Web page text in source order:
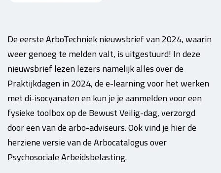
De eerste ArboTechniek nieuwsbrief van 2024, waarin
weer genoeg te melden valt, is uitgestuurd! In deze
nieuwsbrief lezen lezers namelijk alles over de
Praktijkdagen in 2024, de e-learning voor het werken
met di-isocyanaten en kun je je aanmelden voor een
fysieke toolbox op de Bewust Veilig-dag, verzorgd
door een van de arbo-adviseurs. Ook vind je hier de
herziene versie van de Arbocatalogus over
Psychosociale Arbeidsbelasting.